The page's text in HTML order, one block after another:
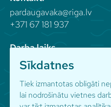
Sīkdatnes
Tiek izmantotas obligāti
lai nodrošinātu vietnes
pardaugavaka@riga.lv
+371 67 181 937
Darba laiks
Seko mums